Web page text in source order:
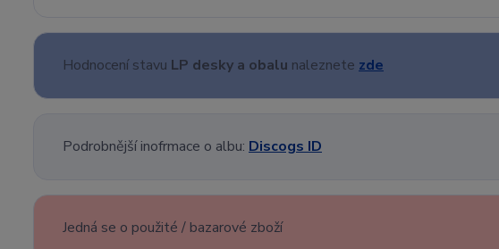
Hodnocení stavu LP desky a obalu naleznete zde
Podrobnější inofrmace o albu: Discogs ID
Jedná se o použité / bazarové zboží